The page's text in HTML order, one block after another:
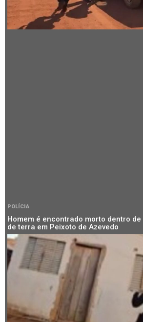
POLÍCIA
Homem é encontrado morto dentro
de terra em Peixoto de Azevedo